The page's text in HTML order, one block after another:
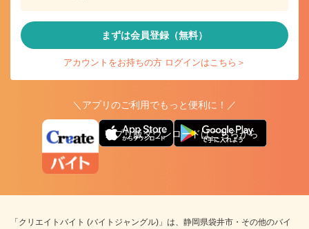
まずは会員登録（無料）
アカウントをお持ちの方 ログインはこちら＞
＼アプリのご利用でもっと便利に！／
アプリ版ダウンロードはこちらから
「クリエイトバイト (バイトジャングル)」は、静岡県袋井市・その他のバイ